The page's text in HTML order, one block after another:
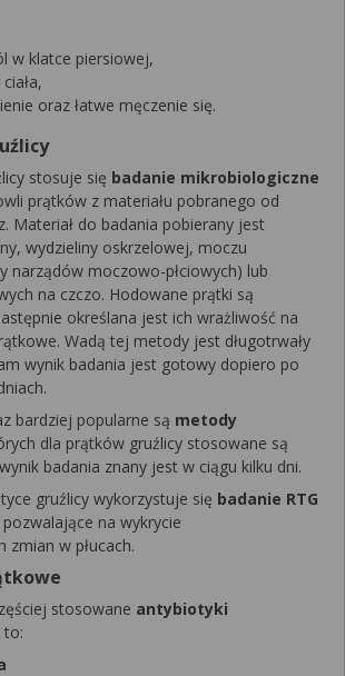
w klatce piersiowej,
oraz łatwe męczenie się.
stosuje się badanie mikrobiologiczne
prątków z materiału pobranego od
Materiał do badania pobierany jest
wydzieliny oskrzelowej, moczu
narządów moczowo-płciowych) lub
na czczo. Hodowane prątki są
określana jest ich wrażliwość na
Wadą tej metody jest długotrwały
wynik badania jest gotowy dopiero po
bardziej popularne są metody
dla prątków gruźlicy stosowane są
badania znany jest w ciągu kilku dni.
gruźlicy wykorzystuje się badanie RTG
pozwalające na wykrycie
zmian w płucach.
stosowane antybiotyki
to: